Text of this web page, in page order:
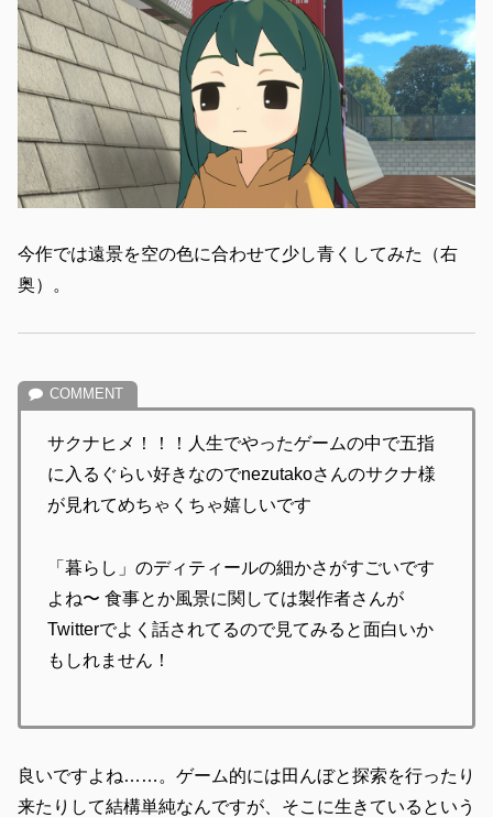
今作では遠景を空の色に合わせて少し青くしてみた（右
奥）。
サクナヒメ！！！人生でやったゲームの中で五指
に入るぐらい好きなのでnezutakoさんのサクナ様
が見れてめちゃくちゃ嬉しいです
「暮らし」のディティールの細かさがすごいです
よね〜 食事とか風景に関しては製作者さんが
Twitterでよく話されてるので見てみると面白いか
もしれません！
良いですよね……。ゲーム的には田んぼと探索を行ったり
来たりして結構単純なんですが、そこに生きているという